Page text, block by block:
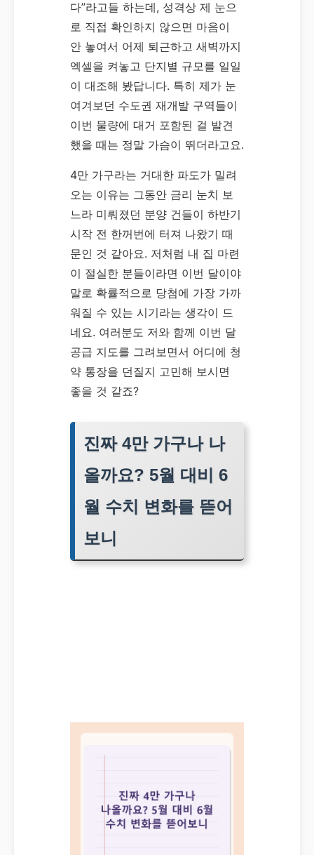
다”라고들 하는데, 성격상 제 눈으
로 직접 확인하지 않으면 마음이
안 놓여서 어제 퇴근하고 새벽까지
엑셀을 켜놓고 단지별 규모를 일일
이 대조해 봤답니다. 특히 제가 눈
여겨보던 수도권 재개발 구역들이
이번 물량에 대거 포함된 걸 발견
했을 때는 정말 가슴이 뛰더라고요.
4만 가구라는 거대한 파도가 밀려
오는 이유는 그동안 금리 눈치 보
느라 미뤄졌던 분양 건들이 하반기
시작 전 한꺼번에 터져 나왔기 때
문인 것 같아요. 저처럼 내 집 마련
이 절실한 분들이라면 이번 달이야
말로 확률적으로 당첨에 가장 가까
워질 수 있는 시기라는 생각이 드
네요. 여러분도 저와 함께 이번 달
공급 지도를 그려보면서 어디에 청
약 통장을 던질지 고민해 보시면
좋을 것 같죠?
진짜 4만 가구나 나
올까요? 5월 대비 6
월 수치 변화를 뜯어
보니